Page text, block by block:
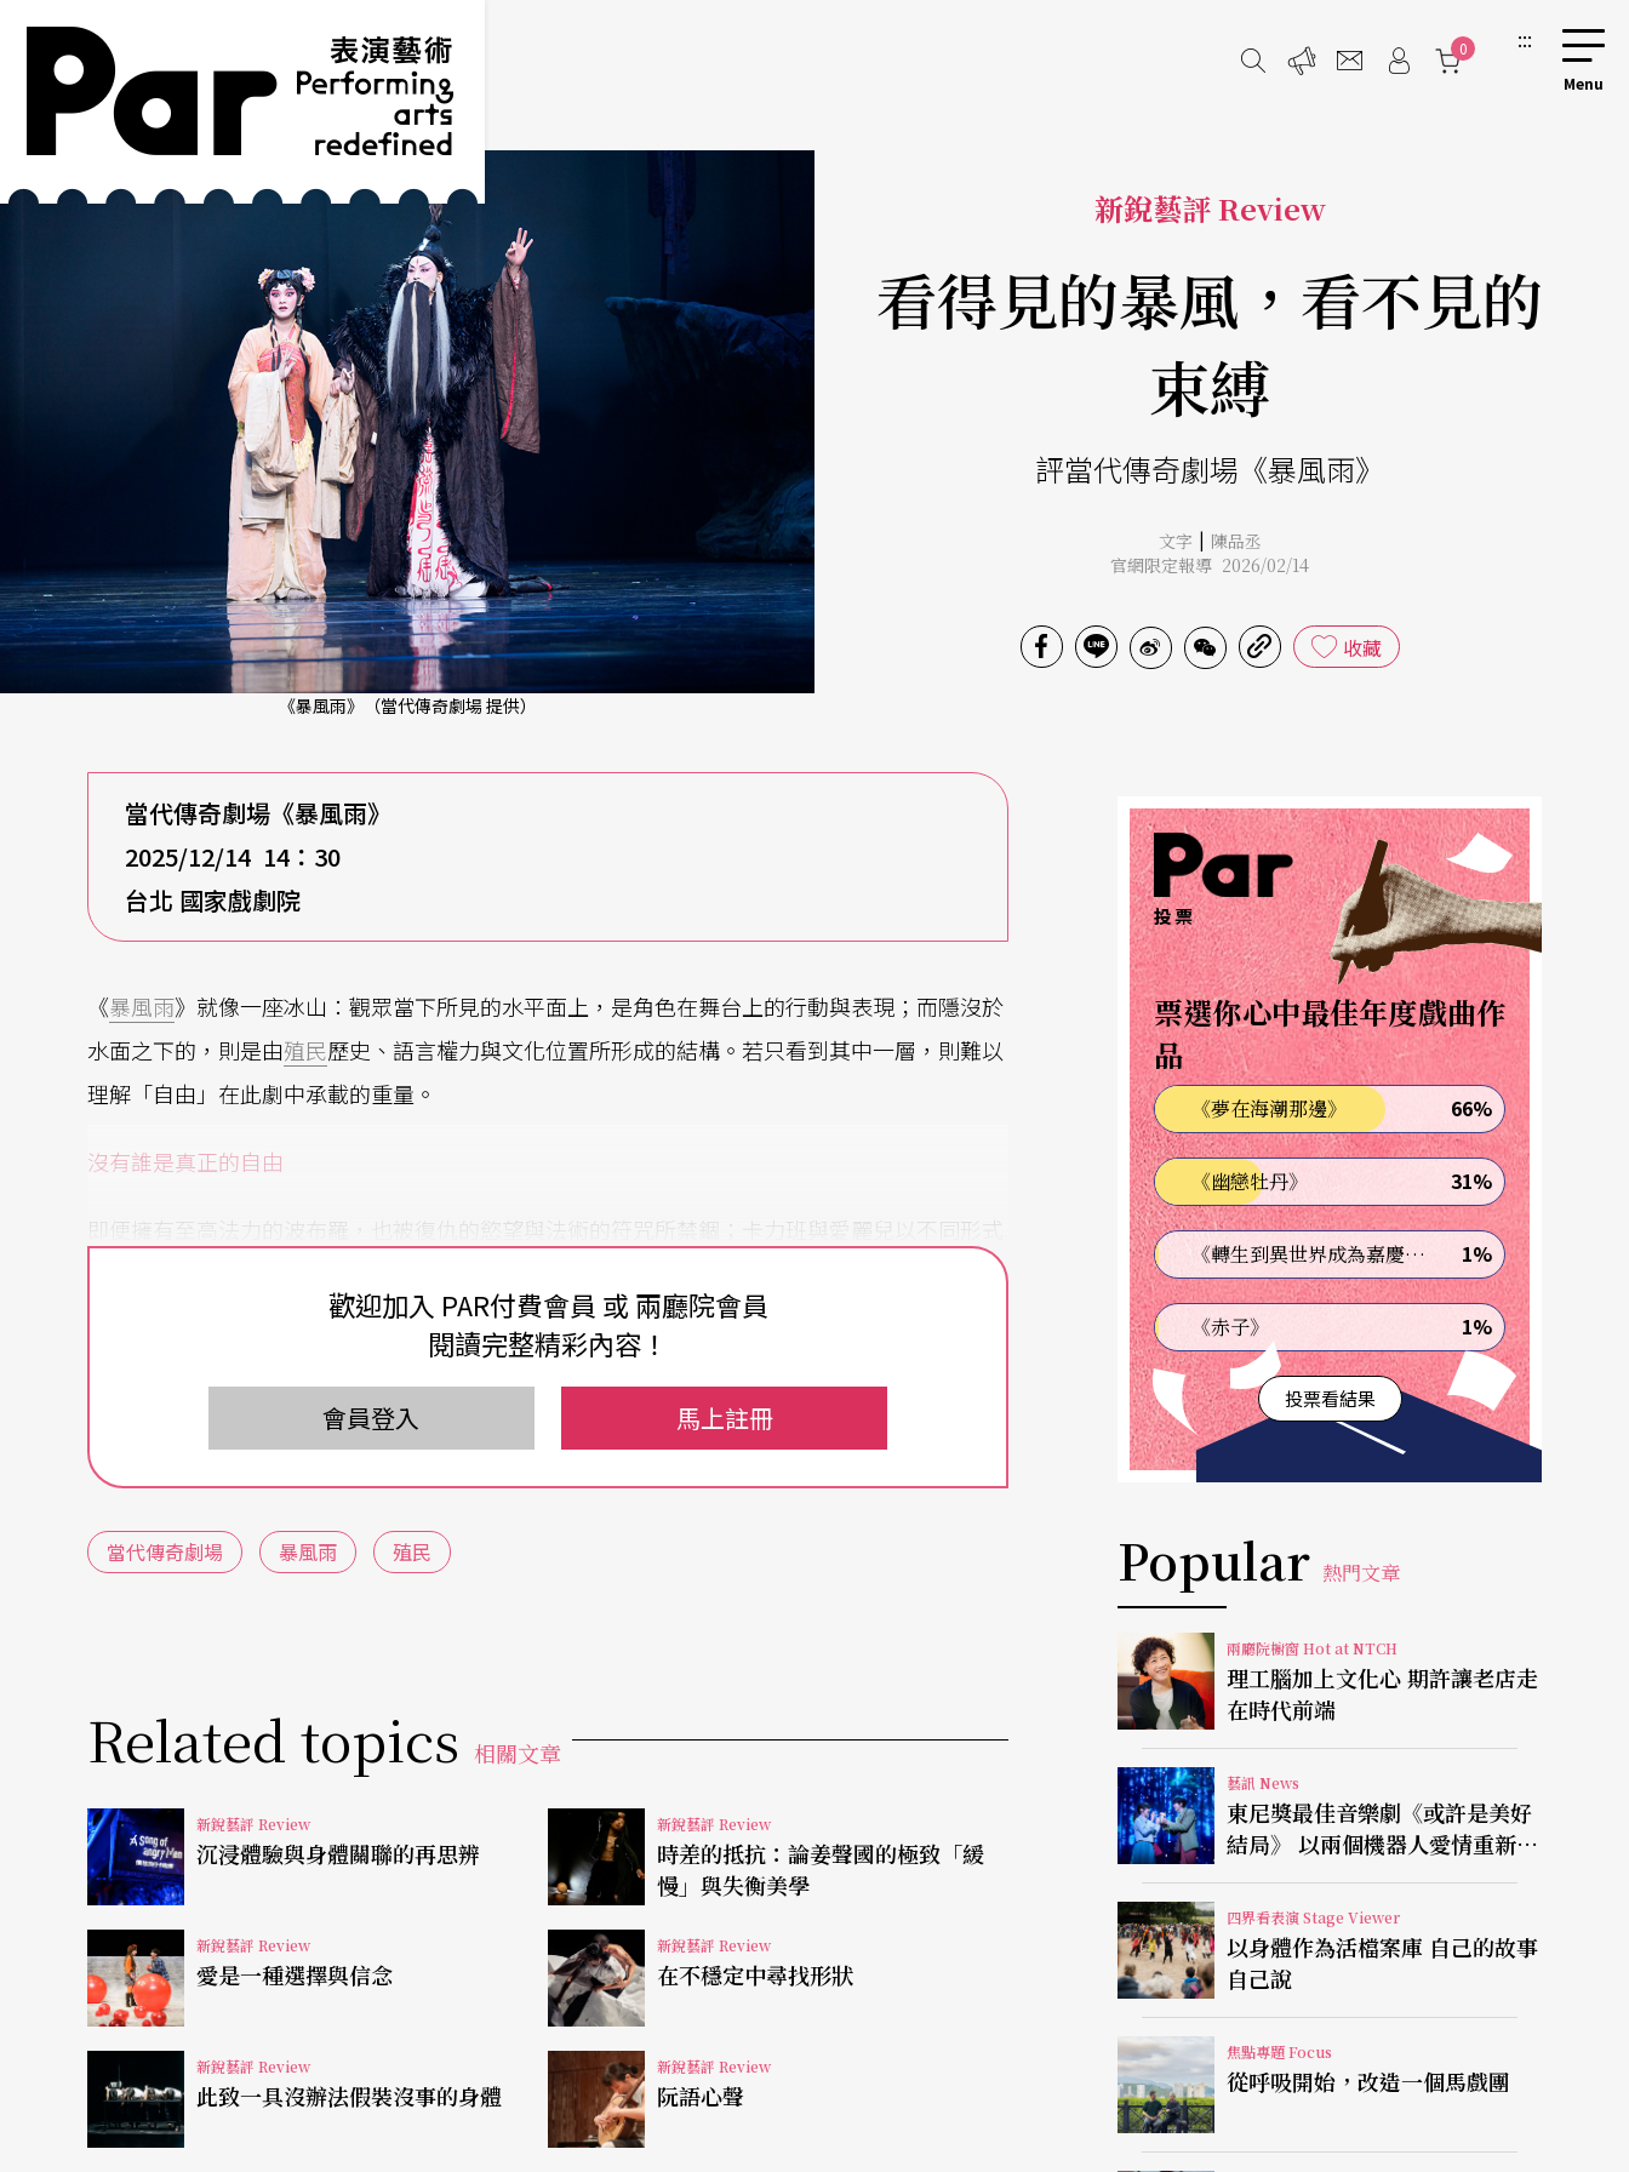
跳到主要內容區塊
網站導覽
0 :::
《暴風雨》（當代傳奇劇場 提供）
新銳藝評 Review
看得見的暴風，看不見的
束縛
評當代傳奇劇場《暴風雨》
文字 | 陳品丞
官網限定報導 2026/02/14
收藏
當代傳奇劇場《暴風雨》
2025/12/14 14 ： 30
台北 國家戲劇院
《暴風雨》就像一座冰山：觀眾當下所見的水平面上，是角色在舞台上的行動與表現；而隱沒於
水面之下的，則是由殖民歷史、語言權力與文化位置所形成的結構。若只看到其中一層，則難以
理解「自由」在此劇中承載的重量。
沒有誰是真正的自由
即便擁有至高法力的波布羅，也被復仇的慾望與法術的符咒所禁錮；卡力班與愛麗兒以不同形式
遭到奴役；而來到島上的浮世國眾人，看似擁有身分與權 力，卻同樣被暴風雨與法術所挾持。這
種受到限制的狀態，使《暴風雨》不僅是充滿奇幻色彩的戲劇，也是折射所處時代風貌的鏡子，
讓觀眾在觀看角色行動的同時，也啟發對於自由、權力、支配之間錯綜複雜的關係。
歡迎加入 PAR付費會員 或 兩廳院會員
閱讀完整精彩內容！
會員登入 馬上註冊
當代傳奇劇場 暴風雨 殖民
Related topics 相關文章
新銳藝評 Review
沉浸體驗與身體關聯的再思辨
新銳藝評 Review
時差的抵抗：論姜聲國的極致「緩
慢」與失衡美學
新銳藝評 Review
愛是一種選擇與信念
新銳藝評 Review
在不穩定中尋找形狀
新銳藝評 Review
此致一具沒辦法假裝沒事的身體
新銳藝評 Review
阮語心聲
投票
票選你心中最佳年度戲曲作
品
《夢在海潮那邊》 66%
《幽戀牡丹》 31%
《轉生到異世界成為嘉慶君—發現我的祖先是詐騙集團!?》 1%
《赤子》 1%
投票看結果
Popular 熱門文章
兩廳院櫥窗 Hot at NTCH
理工腦加上文化心 期許讓老店走
在時代前端
藝訊 News
東尼獎最佳音樂劇《或許是美好
結局》 以兩個機器人愛情重新凝
視有限人生
四界看表演 Stage Viewer
以身體作為活檔案庫 自己的故事
自己說
焦點專題 Focus
從呼吸開始，改造一個馬戲團